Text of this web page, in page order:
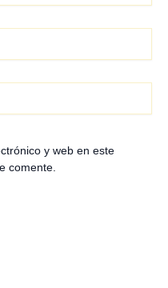
y web en este
comente.